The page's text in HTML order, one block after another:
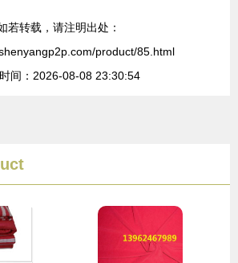
若转载，请注明出处：
product/85.html
间：2026-08-08 23:30:54